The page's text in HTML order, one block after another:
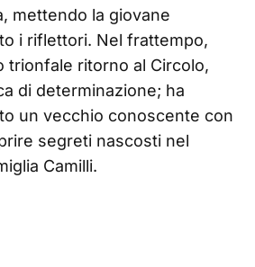
mettendo la giovane
i riflettori. Nel frattempo,
trionfale ritorno al Circolo,
di determinazione; ha
un vecchio conoscente con
segreti nascosti nel
Camilli.